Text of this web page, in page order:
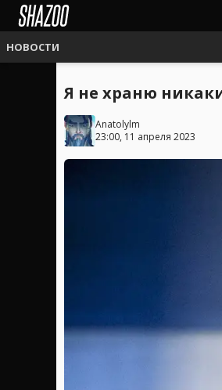
НОВОСТИ
Я не храню
Anatolylm
23:00, 11 апреля 2023